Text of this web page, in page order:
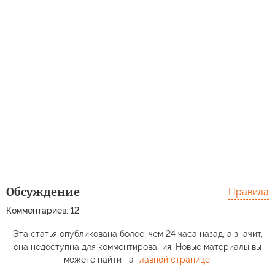
Обсуждение
Комментариев: 12
Правила
Эта статья опубликована более, чем 24 часа назад, а значит,
она недоступна для комментирования. Новые материалы вы
можете найти на главной странице.